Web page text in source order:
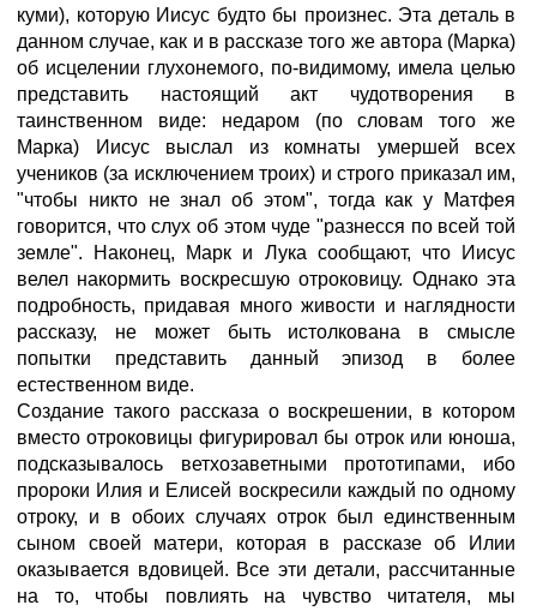
куми), которую Иисус будто бы произнес. Эта деталь в
данном случае, как и в рассказе того же автора (Марка)
об исцелении глухонемого, по-видимому, имела целью
представить настоящий акт чудотворения в
таинственном виде: недаром (по словам того же
Марка) Иисус выслал из комнаты умершей всех
учеников (за исключением троих) и строго приказал им,
"чтобы никто не знал об этом", тогда как у Матфея
говорится, что слух об этом чуде "разнесся по всей той
земле". Наконец, Марк и Лука сообщают, что Иисус
велел накормить воскресшую отроковицу. Однако эта
подробность, придавая много живости и наглядности
рассказу, не может быть истолкована в смысле
попытки представить данный эпизод в более
естественном виде.
Создание такого рассказа о воскрешении, в котором
вместо отроковицы фигурировал бы отрок или юноша,
подсказывалось ветхозаветными прототипами, ибо
пророки Илия и Елисей воскресили каждый по одному
отроку, и в обоих случаях отрок был единственным
сыном своей матери, которая в рассказе об Илии
оказывается вдовицей. Все эти детали, рассчитанные
на то, чтобы повлиять на чувство читателя, мы